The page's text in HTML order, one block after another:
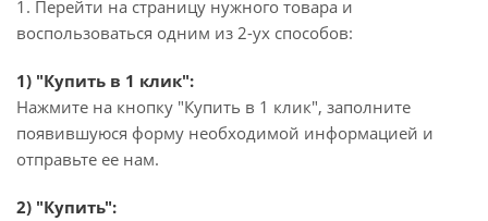
1. Перейти на страницу нужного товара и
воспользоваться одним из 2-ух способов:
1) "Купить в 1 клик":
Нажмите на кнопку "Купить в 1 клик", заполните
появившуюся форму необходимой информацией и
отправьте ее нам.
2) "Купить":